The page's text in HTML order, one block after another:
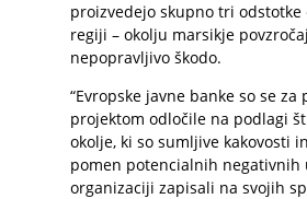
proizvedejo skupno tri odstotke
regiji – okolju marsikje
nepopravljivo škodo.
“Evropske javne banke so se za
projektom odločile na podlagi
okolje, ki so sumljive kakovosti
pomen potencialnih negativnih
organizaciji zapisali na svojih